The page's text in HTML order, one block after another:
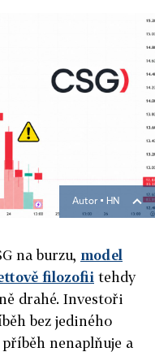
Autor ▪ HN
na burzu, model
filozofii tehdy
drahé. Investoři
bez jediného
nenaplňuje a